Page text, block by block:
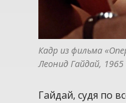
Кадр из фильма
Леонид Гайдай, 1965
Гайдай, судя по